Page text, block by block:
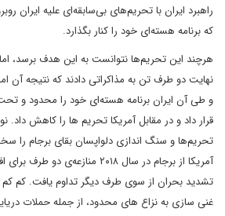
راهبرد ایران با تحریم‌‌های بی‌سابقه‌ای علیه ایران
که برنامه هسته‌‌ای خود را کنار بگذارد.
هرچند این تحریم‌‌ها نتوانست به این هدف برسد،‌
و طی آن ایران برنامه هسته‌ای خود را محدود و
قرار داد و در مقابل آمریکا تحریم ها را کاهش داد.
تحریم‌ها و سنگ اندازی دلواپسان بقای برجام را
آمریکا از برجام در سال ۲۰۱۸
تشدید بحران از سوی طرف دیگر تداوم یافت. کم‌ کم
غنی سازی به نزاع های محدود، از جمله حملات